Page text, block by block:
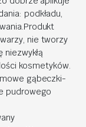
podkładu,
nie tworzy
kosmetyków.
gąbeczki-
pudrowego